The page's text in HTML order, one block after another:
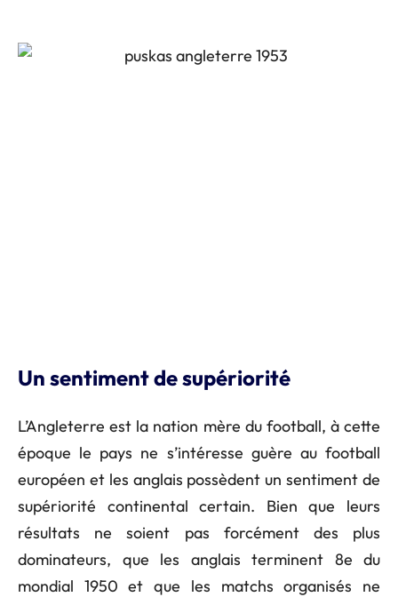
Un sentiment de supériorité
L’Angleterre est la nation mère du football, à cette
époque le pays ne s’intéresse guère au football
européen et les anglais possèdent un sentiment de
supériorité continental certain. Bien que leurs
résultats ne soient pas forcément des plus
dominateurs, que les anglais terminent 8e du
mondial 1950 et que les matchs organisés ne